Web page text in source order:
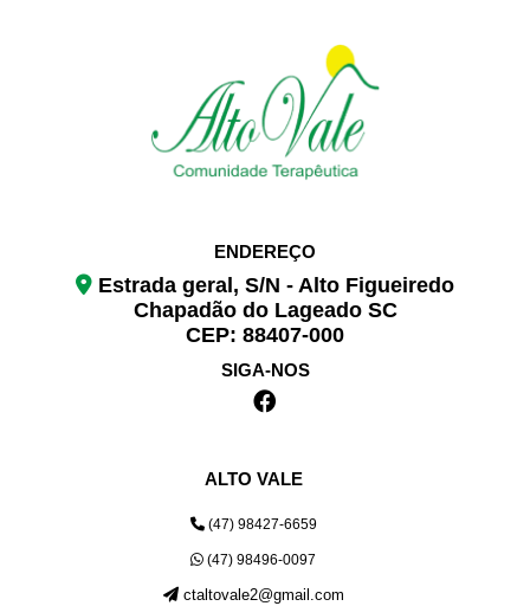
ENDEREÇO
Estrada geral, S/N - Alto Figueiredo
Chapadão do Lageado SC
CEP: 88407-000
SIGA-NOS
ALTO VALE
(47) 98427-6659
(47) 98496-0097
ctaltovale2@gmail.com